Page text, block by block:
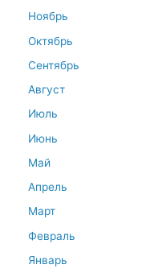
Ноябрь
Октябрь
Сентябрь
Август
Июль
Июнь
Май
Апрель
Март
Февраль
Январь